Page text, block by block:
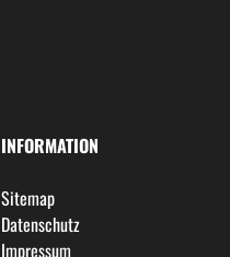
INFORMATION
Sitemap
Datenschutz
Impressum